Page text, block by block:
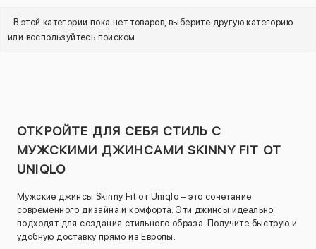
В этой категории пока нет товаров, выберите другую категорию
или воспользуйтесь поиском
ОТКРОЙТЕ ДЛЯ СЕБЯ СТИЛЬ С
МУЖСКИМИ ДЖИНСАМИ SKINNY FIT ОТ
UNIQLO
Мужские джинсы Skinny Fit от Uniqlo – это сочетание
современного дизайна и комфорта. Эти джинсы идеально
подходят для создания стильного образа. Получите быструю и
удобную доставку прямо из Европы.